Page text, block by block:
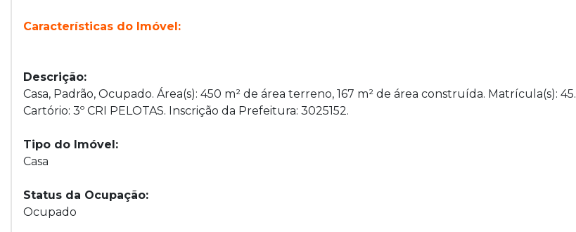
Características do Imóvel:
Descrição:
Casa, Padrão, Ocupado. Área(s): 450 m² de área terreno, 167 m² de área construída. Matrícula(s): 45.
Cartório: 3º CRI PELOTAS. Inscrição da Prefeitura: 3025152.
Tipo do Imóvel:
Casa
Status da Ocupação:
Ocupado